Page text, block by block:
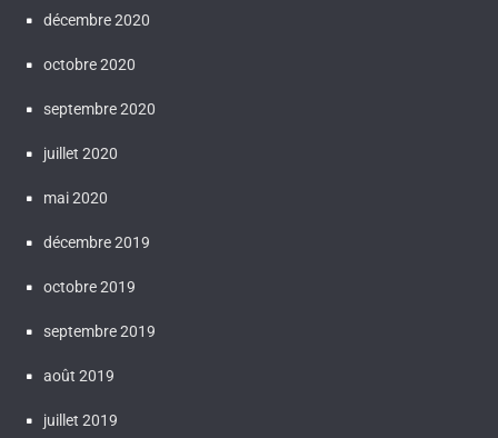
décembre 2020
octobre 2020
septembre 2020
juillet 2020
mai 2020
décembre 2019
octobre 2019
septembre 2019
août 2019
juillet 2019